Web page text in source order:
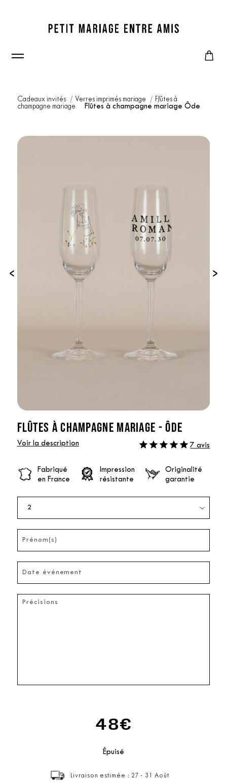
Cadeaux invités Verres imprimés mariage
Flûtes à
champagne mariage
Flûtes à champagne mariage Ôde
‹ ›
FLÛTES À CHAMPAGNE MARIAGE - ÔDE
Voir la description 7 avis
Fabriqué
en France
Impression
résistante
Originalité
garantie
48€
Épuisé
Livraison estimée : 27 - 31 Août